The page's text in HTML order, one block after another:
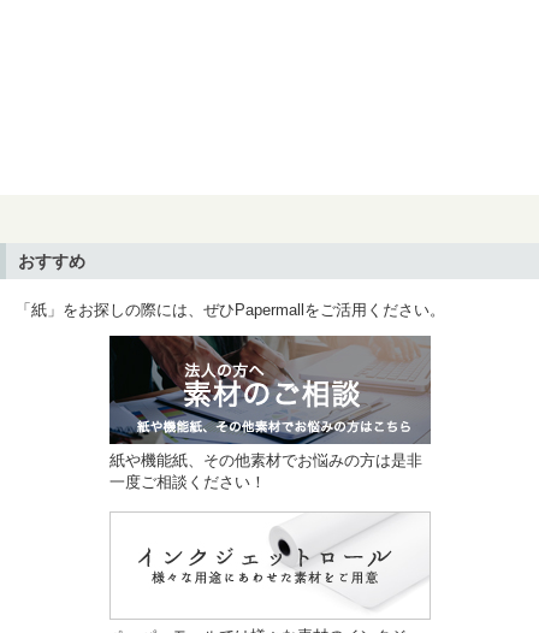
おすすめ
「紙」をお探しの際には、ぜひPapermallをご活用ください。
紙や機能紙、その他素材でお悩みの方は是非
一度ご相談ください！